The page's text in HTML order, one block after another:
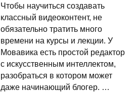
Чтобы научиться создавать
классный видеоконтент, не
обязательно тратить много
времени на курсы и лекции. У
Мовавика есть простой редактор
с искусственным интеллектом,
разобраться в котором может
даже начинающий блогер. …